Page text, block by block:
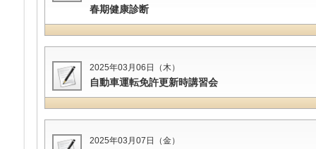
春期健康診断
2025年03月06日（木）
自動車運転免許更新時講習会
2025年03月07日（金）